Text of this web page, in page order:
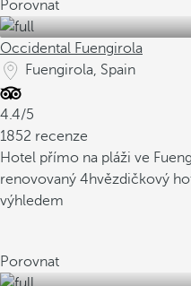
Porovnat
Occidental Fuengirola
Fuengirola, Spain
4.4/5
1852 recenze
Hotel přímo na pláži ve
renovovaný 4hvězdičkový
výhledem
Porovnat